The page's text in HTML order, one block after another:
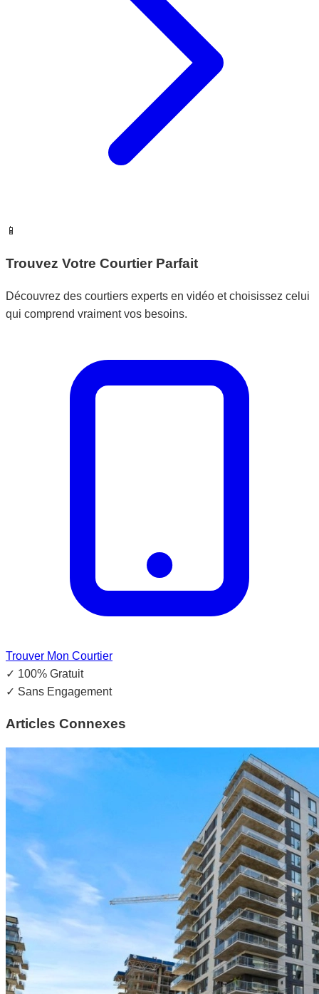
📱
Trouvez Votre Courtier Parfait
Découvrez des courtiers experts en vidéo et choisissez celui
qui comprend vraiment vos besoins.
Trouver Mon Courtier
✓ 100% Gratuit
✓ Sans Engagement
Articles Connexes